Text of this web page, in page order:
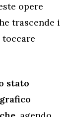
opere
trascende i
stato